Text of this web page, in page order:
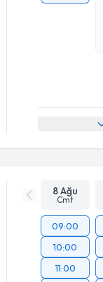
8 Ağu
Cmt
09:00
10:00
11:00